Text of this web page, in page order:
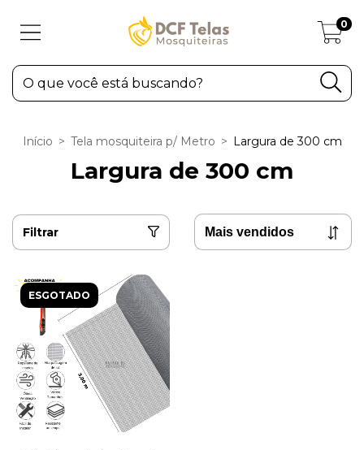
0
Início > Tela mosquiteira p/ Metro > Largura de 300 cm
Largura de 300 cm
Filtrar
ESGOTADO